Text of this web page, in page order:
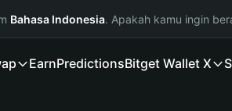
Bahasa Indonesia. Apakah kamu ingin
EarnPredictionsBitget Wallet X